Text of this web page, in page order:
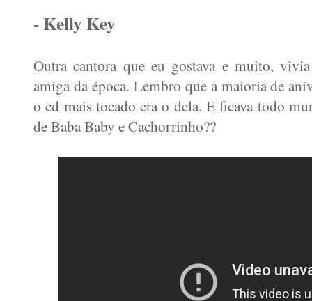
- Kelly Key
Outra cantora que eu gostava e muito,
amiga da época. Lembro que a maioria de
o cd mais tocado era o dela. E ficava todo
de Baba Baby e Cachorrinho??